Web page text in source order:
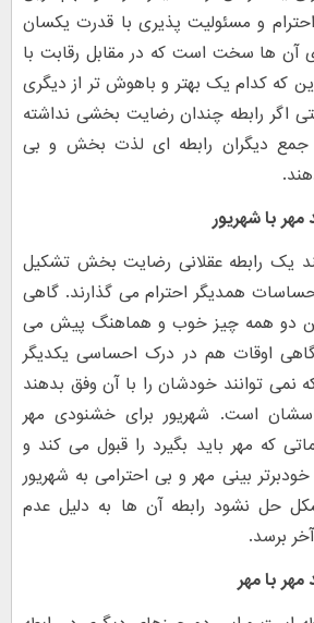
و مسئولیت پذیری با قدرت یکسان
آن ها سخت است که در مقابل رقابت با
که کدام یک بهتر و باهوش تر از دیگری
اگر رابطه چندان رضایت بخشی نداشته
جمع دیگران رابطه ای لذت بخش و بی
مهر باشهریور
یک رابطه عقلانی رضایت بخش تشکیل
همدیگر احترام می گذارند. گاهی
این دو همه چیز خوب و هماهنگ پیش می
اوقات هم در درک احساسی یکدیگر
نمی توانند خودشان را با آن وفق بدهند
است. شهریور برای خشنودی مهر
که مهر باید بگیرد را قبول می کند و
بینی مهر و بی احترامی به شهریور
حل نشود رابطه آن ها به دلیل عدم
برسد.
مهر بامهر